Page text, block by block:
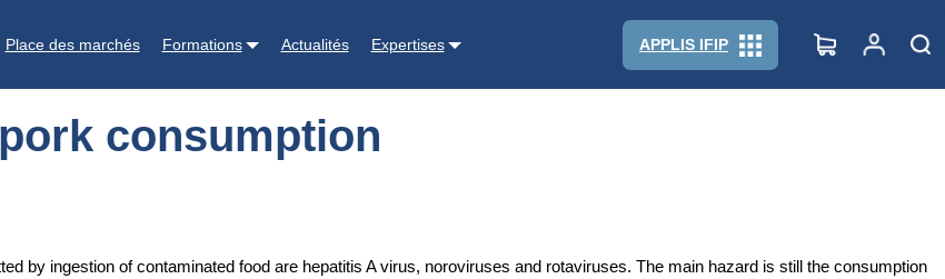
Place des marchés Formations Actualités Expertises APPLIS IFIP
consumption
by ingestion of contaminated food are hepatitis A virus, noroviruses and rotaviruses. The main hazard is still the consumption